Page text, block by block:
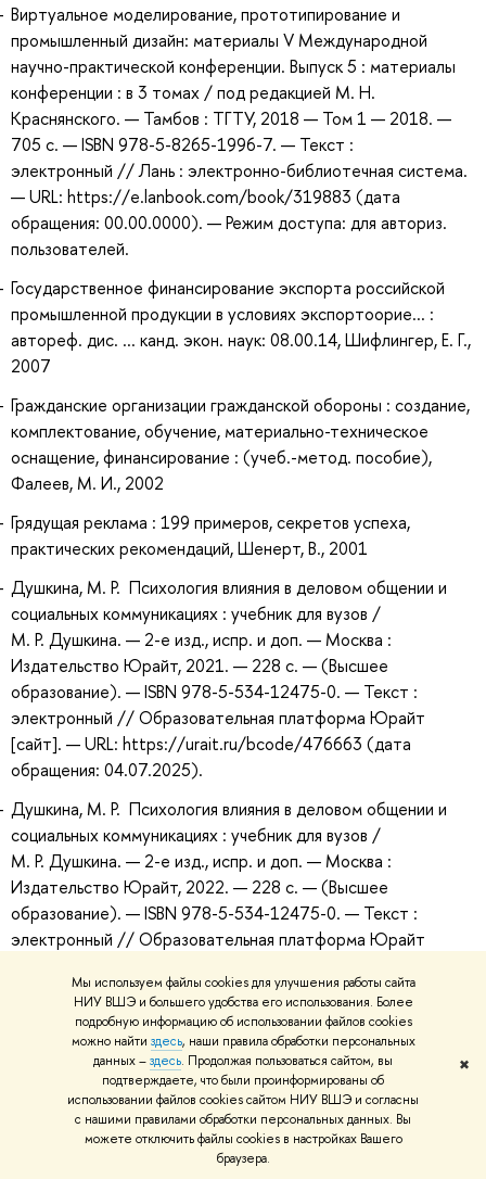
Мы используем файлы cookies для улучшения работы сайта
НИУ ВШЭ и большего удобства его использования. Более
подробную информацию об использовании файлов cookies
можно найти здесь, наши правила обработки персональных
данных –здесь. Продолжая пользоваться сайтом, вы
подтверждаете, что были проинформированы об
использовании файлов cookies сайтом НИУ ВШЭ и согласны
с нашими правилами обработки персональных данных. Вы
можете отключить файлы cookies в настройках Вашего
браузера.
✖
Виртуальное моделирование, прототипирование и
промышленный дизайн: материалы V Международной
научно-практической конференции. Выпуск 5 : материалы
конференции : в 3 томах / под редакцией М. Н.
Краснянского. — Тамбов : ТГТУ, 2018 — Том 1 — 2018. —
705 с. — ISBN 978-5-8265-1996-7. — Текст :
электронный // Лань : электронно-библиотечная система.
— URL: https://e.lanbook.com/book/319883 (дата
обращения: 00.00.0000). — Режим доступа: для авториз.
пользователей.
Государственное финансирование экспорта российской
промышленной продукции в условиях экспортоорие... :
автореф. дис. ... канд. экон. наук: 08.00.14, Шифлингер, Е. Г.,
2007
Гражданские организации гражданской обороны : создание,
комплектование, обучение, материально-техническое
оснащение, финансирование : (учеб.-метод. пособие),
Фалеев, М. И., 2002
Грядущая реклама : 199 примеров, секретов успеха,
практических рекомендаций, Шенерт, В., 2001
Душкина, М. Р. Психология влияния в деловом общении и
социальных коммуникациях : учебник для вузов /
М. Р. Душкина. — 2-е изд., испр. и доп. — Москва :
Издательство Юрайт, 2021. — 228 с. — (Высшее
образование). — ISBN 978-5-534-12475-0. — Текст :
электронный // Образовательная платформа Юрайт
[сайт]. — URL: https://urait.ru/bcode/476663 (дата
обращения: 04.07.2025).
Душкина, М. Р. Психология влияния в деловом общении и
социальных коммуникациях : учебник для вузов /
М. Р. Душкина. — 2-е изд., испр. и доп. — Москва :
Издательство Юрайт, 2022. — 228 с. — (Высшее
образование). — ISBN 978-5-534-12475-0. — Текст :
электронный // Образовательная платформа Юрайт
обращения: 04.07.2025).
Душкина, М. Р. Психология влияния в деловом общении и
социальных коммуникациях : учебник для вузов /
М. Р. Душкина. — 2-е изд., испр. и доп. — Москва :
Издательство Юрайт, 2023. — 228 с. — (Высшее
образование). — ISBN 978-5-534-12475-0. — Текст :
электронный // Образовательная платформа Юрайт